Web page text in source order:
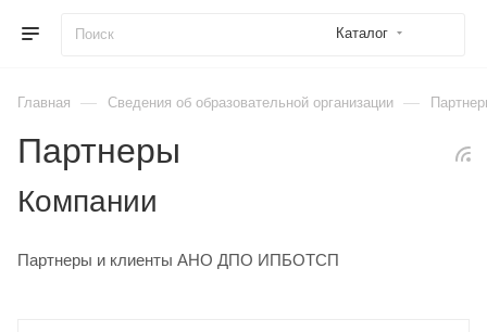
Каталог
Главная — Сведения об образовательной организации —
Партнеры
Компании
Партнеры и клиенты АНО ДПО ИПБОТСП